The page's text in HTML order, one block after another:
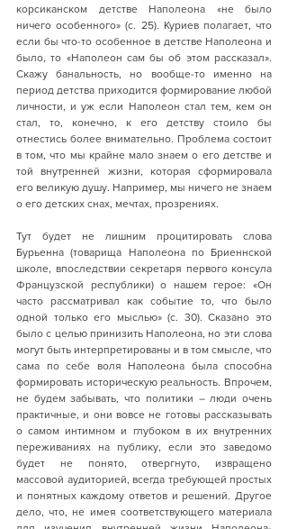
корсиканском детстве Наполеона «не было
ничего особенного» (с. 25). Куриев полагает, что
если бы что-то особенное в детстве Наполеона и
было, то «Наполеон сам бы об этом рассказал».
Скажу банальность, но вообще-то именно на
период детства приходится формирование любой
личности, и уж если Наполеон стал тем, кем он
стал, то, конечно, к его детству стоило бы
отнестись более внимательно. Проблема состоит
в том, что мы крайне мало знаем о его детстве и
той внутренней жизни, которая сформировала
его великую душу. Например, мы ничего не знаем
о его детских снах, мечтах, прозрениях.
Тут будет не лишним процитировать слова
Бурьенна (товарища Наполеона по Бриеннской
школе, впоследствии секретаря первого консула
Французской республики) о нашем герое: «Он
часто рассматривал как событие то, что было
одной только его мыслью» (с. 30). Сказано это
было с целью принизить Наполеона, но эти слова
могут быть интерпретированы и в том смысле, что
сама по себе воля Наполеона была способна
формировать историческую реальность. Впрочем,
не будем забывать, что политики – люди очень
практичные, и они вовсе не готовы рассказывать
о самом интимном и глубоком в их внутренних
переживаниях на публику, если это заведомо
будет не понято, отвергнуто, извращено
массовой аудиторией, всегда требующей простых
и понятных каждому ответов и решений. Другое
дело, что, не имея соответствующего материала